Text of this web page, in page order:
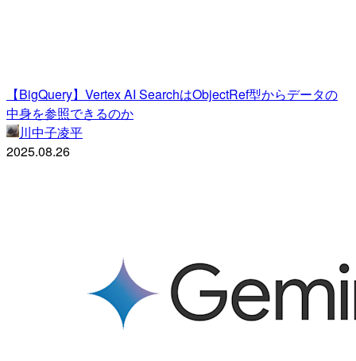
【BigQuery】Vertex AI SearchはObjectRef型からデータの
中身を参照できるのか
川中子凌平
2025.08.26